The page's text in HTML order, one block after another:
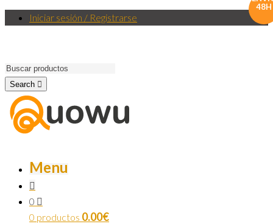
Iniciar sesión / Registrarse
Search
Menu
0
0 productos 0.00€
48H